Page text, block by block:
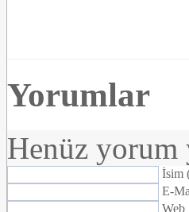
Yorumlar
Henüz yorum
İsim
E-
Web